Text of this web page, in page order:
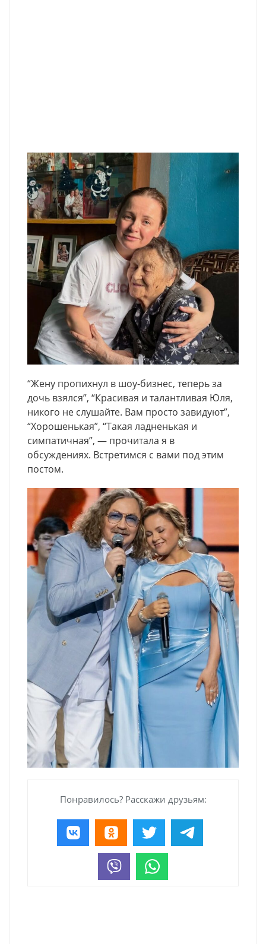
“Жену пропихнул в шоу-бизнес, теперь за
дочь взялся”, “Красивая и талантливая Юля,
никого не слушайте. Вам просто завидуют”,
“Хорошенькая”, “Такая ладненькая и
симпатичная”, — прочитала я в
обсуждениях. Встретимся с вами под этим
постом.
Понравилось? Расскажи друзьям: